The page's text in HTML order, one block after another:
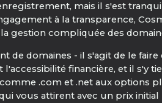
mais il s'est
à la transparence,
gestion compliquée des
domaines - il s'agit de le
financière, et il s'y
.com et .net aux options
vous attirent avec un prix